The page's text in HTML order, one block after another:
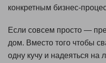
конкретным бизнес-
Если совсем просто —
дом. Вместо того чтобы
одну кучу и надеяться на